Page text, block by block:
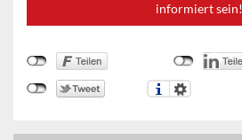
informiert sein!